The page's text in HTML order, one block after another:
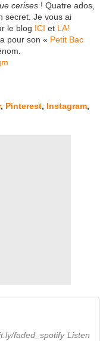
cerises ! Quatre ados,
secret. Je vous ai
le blog ICI et LA!
pour son « Petit Bac
, Pinterest, Instagram,
faded_spotify Listen